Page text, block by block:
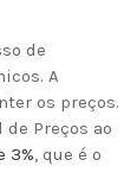
de
A
os preços.
Preços ao
3%, que é o